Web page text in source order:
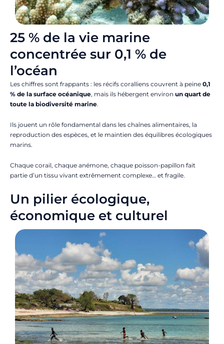
25 % de la vie marine
concentrée sur 0,1 % de
l’océan
Les chiffres sont frappants : les récifs coralliens couvrent à peine 0,1
% de la surface océanique, mais ils hébergent environ un quart de
toute la biodiversité marine.
Ils jouent un rôle fondamental dans les chaînes alimentaires, la
reproduction des espèces, et le maintien des équilibres écologiques
marins.
Chaque corail, chaque anémone, chaque poisson-papillon fait
partie d’un tissu vivant extrêmement complexe… et fragile.
Un pilier écologique,
économique et culturel